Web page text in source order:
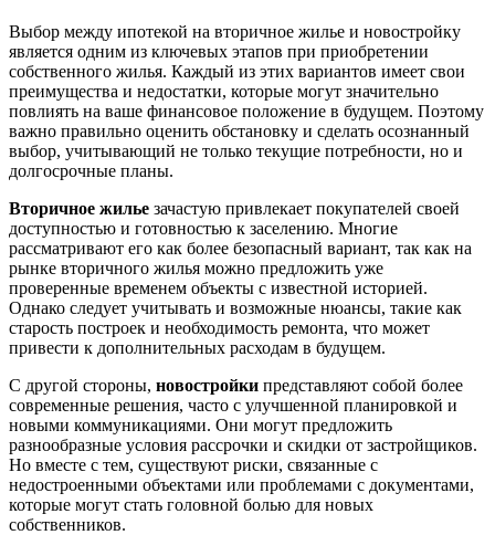
Выбор между ипотекой на вторичное жилье и новостройку
является одним из ключевых этапов при приобретении
собственного жилья. Каждый из этих вариантов имеет свои
преимущества и недостатки, которые могут значительно
повлиять на ваше финансовое положение в будущем. Поэтому
важно правильно оценить обстановку и сделать осознанный
выбор, учитывающий не только текущие потребности, но и
долгосрочные планы.
Вторичное жилье зачастую привлекает покупателей своей
доступностью и готовностью к заселению. Многие
рассматривают его как более безопасный вариант, так как на
рынке вторичного жилья можно предложить уже
проверенные временем объекты с известной историей.
Однако следует учитывать и возможные нюансы, такие как
старость построек и необходимость ремонта, что может
привести к дополнительных расходам в будущем.
С другой стороны, новостройки представляют собой более
современные решения, часто с улучшенной планировкой и
новыми коммуникациями. Они могут предложить
разнообразные условия рассрочки и скидки от застройщиков.
Но вместе с тем, существуют риски, связанные с
недостроенными объектами или проблемами с документами,
которые могут стать головной болью для новых
собственников.